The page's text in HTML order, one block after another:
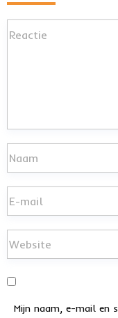
Mijn naam, e-mail en